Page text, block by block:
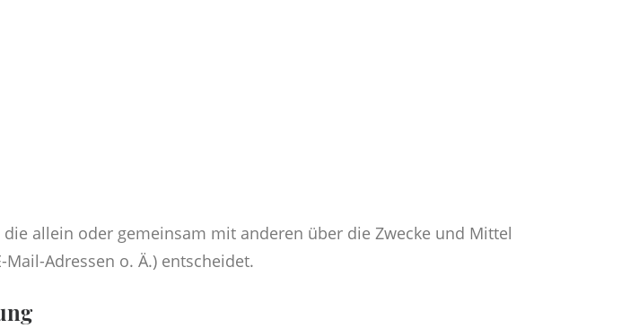
allein oder gemeinsam mit anderen über die Zwecke und Mittel
Adressen o. Ä.) entscheidet.